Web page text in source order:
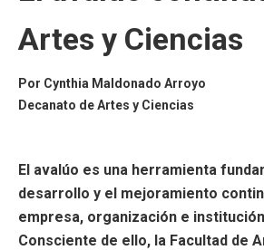
Artes y Ciencias
Por Cynthia Maldonado Arroyo
Decanato de Artes y Ciencias
El avalúo es una herramienta
desarrollo y el mejoramiento
empresa, organización e
Consciente de ello, la Facultad de